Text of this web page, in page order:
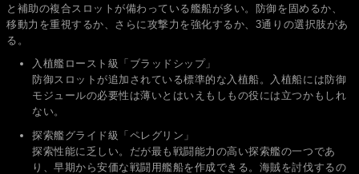
と補助の複合スロットが備わっている艦船が多い。防御を固めるか、
移動力を重視するか、さらに攻撃力を強化するか、3通りの選択肢があ
る。
入植艦ロースト級「ブラッドシップ」
防御スロットが追加されている標準的な入植船。入植船には防御
モジュールの必要性は薄いとはいえもしもの役には立つかもしれ
ない。
探索艦グライド級「ペレグリン」
探索性能に乏しい。だが最も戦闘能力の高い探索艦の一つであ
り、早期から安価な戦闘用艦船を作成できる。海賊を討伐するの